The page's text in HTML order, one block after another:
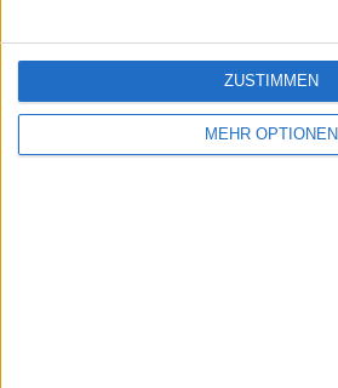
MEHR OPTIONEN
ZUSTIMMEN